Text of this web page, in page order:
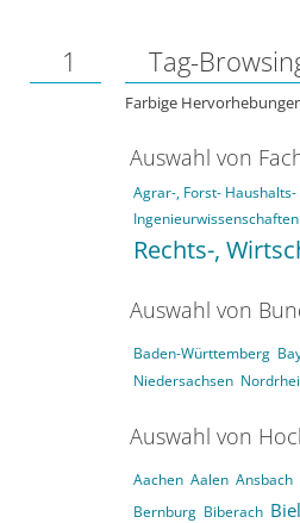
1 Tag-
Farbige
Auswahl von
Agrar-, Forst-
Ingenieurwissenschaften
Rechts-,
Auswahl von
Baden-Württemberg
Niedersachsen
Auswahl von
Aachen Aalen Ansbach
Bernburg Biberach